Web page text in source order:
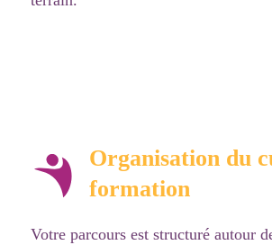
Organisation du
formation
Votre parcours est structuré autour